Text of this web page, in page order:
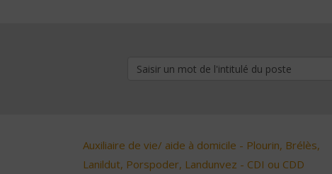
Auxiliaire de vie/ aide à domicile - Plourin, Brélès,
Lanildut, Porspoder, Landunvez - CDI ou CDD